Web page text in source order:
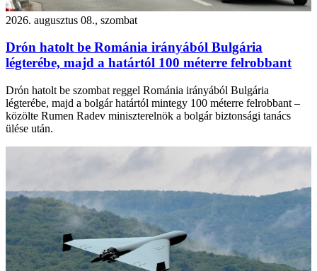
2026. augusztus 08., szombat
Drón hatolt be Románia irányából Bulgária
légterébe, majd a határtól 100 méterre felrobbant
Drón hatolt be szombat reggel Románia irányából Bulgária
légterébe, majd a bolgár határtól mintegy 100 méterre felrobbant –
közölte Rumen Radev miniszterelnök a bolgár biztonsági tanács
ülése után.